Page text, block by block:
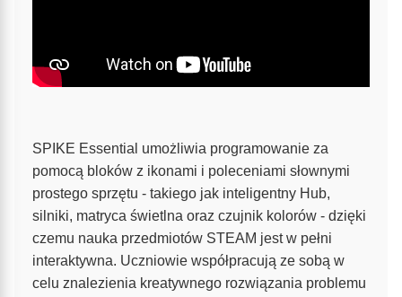
SPIKE Essential umożliwia programowanie za
pomocą bloków z ikonami i poleceniami słownymi
prostego sprzętu - takiego jak inteligentny Hub,
silniki, matryca świetlna oraz czujnik kolorów - dzięki
czemu nauka przedmiotów STEAM jest w pełni
interaktywna. Uczniowie współpracują ze sobą w
celu znalezienia kreatywnego rozwiązania problemu